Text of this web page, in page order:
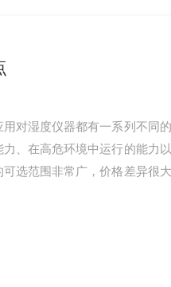
对湿度仪器都有一系列不同
、在高危环境中运行的能力
选范围非常广，价格差异很
风，则可能需要几个小时才